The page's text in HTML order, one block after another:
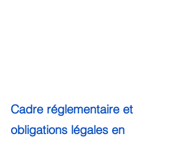
Cadre réglementaire et
obligations légales en